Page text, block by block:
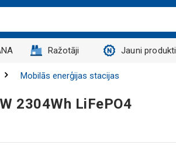
Ražotāji Jauni produkti
Mobilās enerģijas stacijas
2304Wh LiFePO4